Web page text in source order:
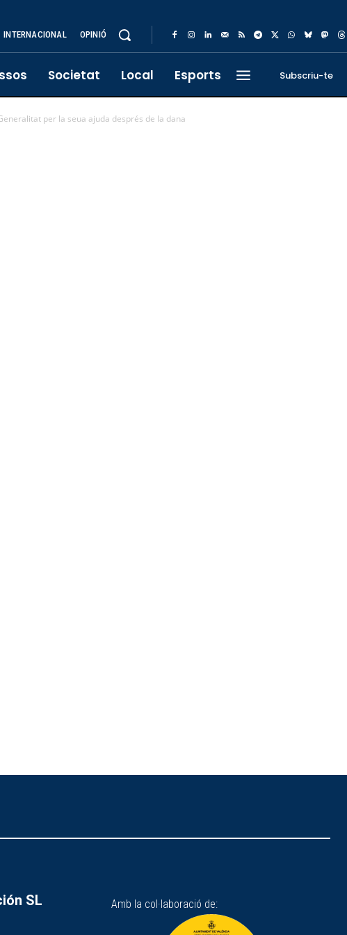
INTERNACIONAL OPINIÓ
Societat Local Esports Subscriu-te
per la seua ajuda després de la dana
SL Amb la col·laboració de: